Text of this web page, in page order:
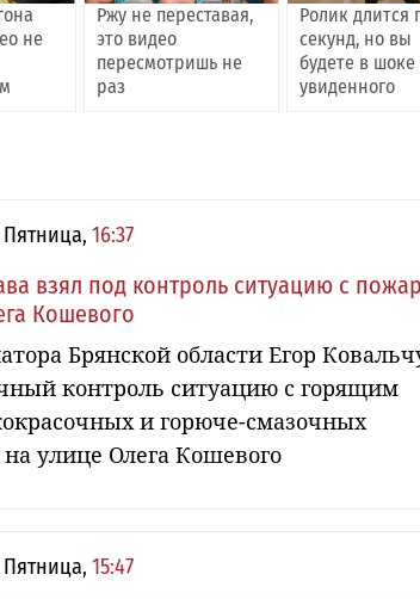
не
Ржу не переставая,
это видео
пересмотришь не
раз
Ролик длится
секунд, но вы
будете в шоке
увиденного
Пятница, 16:37
взял под контроль ситуацию с
Кошевого
Брянской области Егор
контроль ситуацию с горящим
и горюче-смазочных
улице Олега Кошевого
Пятница, 15:47